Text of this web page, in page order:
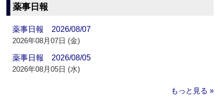
薬事日報
薬事日報 2026/08/07
2026年08月07日 (金)
薬事日報 2026/08/05
2026年08月05日 (水)
もっと見る »